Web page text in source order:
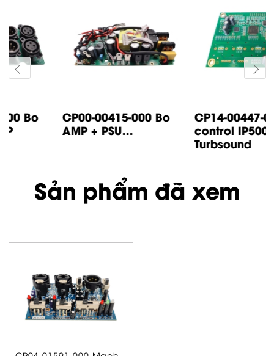
CP14-00447-000 Bo
control IP500
CP05-00500-000 Bo
input IP1000 /
Sản phẩm đã xem